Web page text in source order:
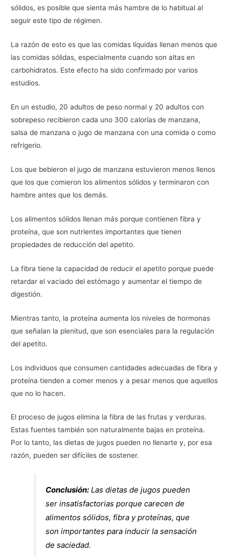
sólidos, es posible que sienta más hambre de lo habitual al
seguir este tipo de régimen.
La razón de esto es que las comidas líquidas llenan menos que
las comidas sólidas, especialmente cuando son altas en
carbohidratos. Este efecto ha sido confirmado por varios
estudios.
En un estudio, 20 adultos de peso normal y 20 adultos con
sobrepeso recibieron cada uno 300 calorías de manzana,
salsa de manzana o jugo de manzana con una comida o como
refrigerio.
Los que bebieron el jugo de manzana estuvieron menos llenos
que los que comieron los alimentos sólidos y terminaron con
hambre antes que los demás.
Los alimentos sólidos llenan más porque contienen fibra y
proteína, que son nutrientes importantes que tienen
propiedades de reducción del apetito.
La fibra tiene la capacidad de reducir el apetito porque puede
retardar el vaciado del estómago y aumentar el tiempo de
digestión.
Mientras tanto, la proteína aumenta los niveles de hormonas
que señalan la plenitud, que son esenciales para la regulación
del apetito.
Los individuos que consumen cantidades adecuadas de fibra y
proteína tienden a comer menos y a pesar menos que aquellos
que no lo hacen.
El proceso de jugos elimina la fibra de las frutas y verduras.
Estas fuentes también son naturalmente bajas en proteína.
Por lo tanto, las dietas de jugos pueden no llenarte y, por esa
razón, pueden ser difíciles de sostener.
Conclusión: Las dietas de jugos pueden
ser insatisfactorias porque carecen de
alimentos sólidos, fibra y proteínas, que
son importantes para inducir la sensación
de saciedad.